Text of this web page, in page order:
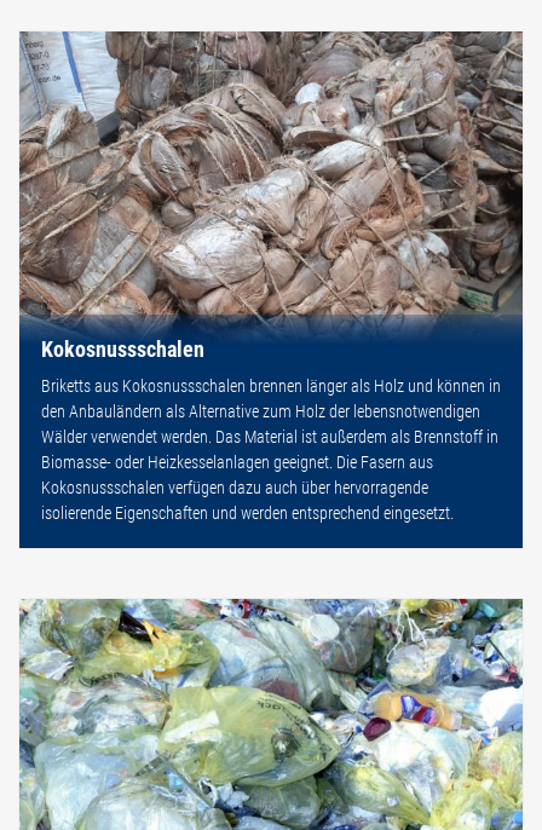
Kokosnussschalen
Briketts aus Kokosnussschalen brennen länger als Holz und können in
den Anbauländern als Alternative zum Holz der lebensnotwendigen
Wälder verwendet werden. Das Material ist außerdem als Brennstoff in
Biomasse- oder Heizkesselanlagen geeignet. Die Fasern aus
Kokosnussschalen verfügen dazu auch über hervorragende
isolierende Eigenschaften und werden entsprechend eingesetzt.